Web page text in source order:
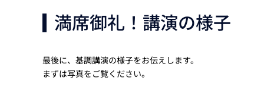
満席御礼！講演の様子
最後に、基調講演の様子をお伝えします。
まずは写真をご覧ください。